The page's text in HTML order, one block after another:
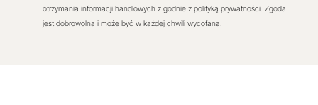
otrzymania informacji handlowych z godnie z polityką prywatności. Zgoda
jest dobrowolna i może być w każdej chwili wycofana.